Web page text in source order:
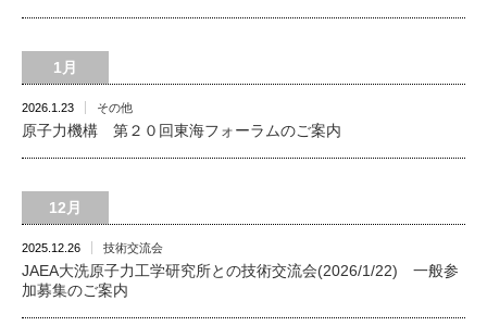
1月
2026.1.23 その他
原子力機構 第２０回東海フォーラムのご案内
12月
2025.12.26 技術交流会
JAEA大洗原子力工学研究所との技術交流会(2026/1/22) 一般参
加募集のご案内